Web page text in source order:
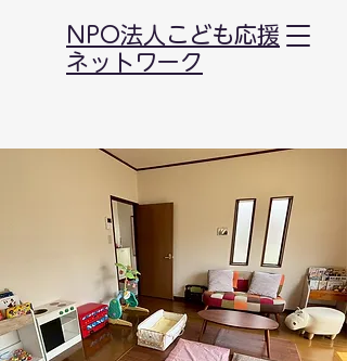
NPO法人こども応援
ネットワーク